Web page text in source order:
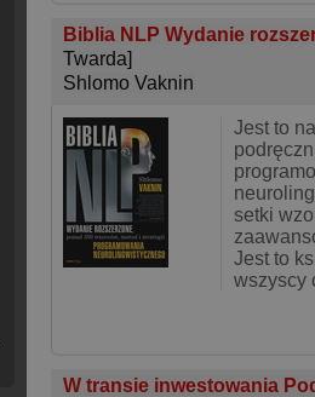
Biblia NLP Wydanie
Twarda]
Shlomo Vaknin
Jest to
setki
Jest to
wszyscy
W transie inwestowania